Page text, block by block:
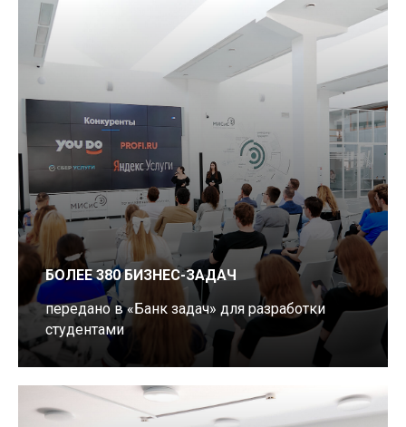
БОЛЕЕ 380 БИЗНЕС-ЗАДАЧ
передано в «Банк задач» для разработки
студентами